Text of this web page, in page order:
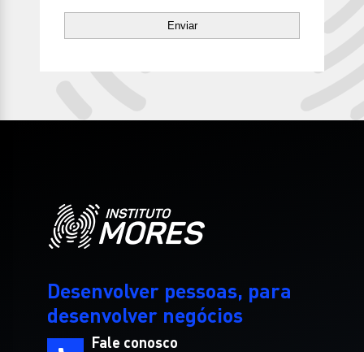
Desenvolver pessoas, para
desenvolver negócios
Fale conosco